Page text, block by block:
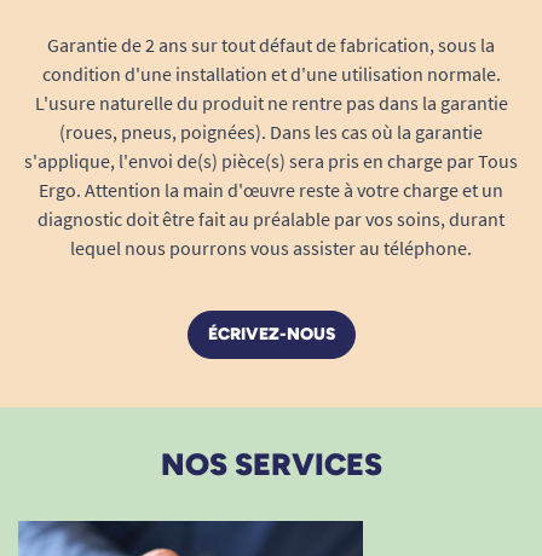
Garantie de 2 ans sur tout défaut de fabrication, sous la
condition d'une installation et d'une utilisation normale.
L'usure naturelle du produit ne rentre pas dans la garantie
(roues, pneus, poignées). Dans les cas où la garantie
s'applique, l'envoi de(s) pièce(s) sera pris en charge par Tous
Ergo. Attention la main d'œuvre reste à votre charge et un
diagnostic doit être fait au préalable par vos soins, durant
lequel nous pourrons vous assister au téléphone.
ÉCRIVEZ-NOUS
NOS SERVICES